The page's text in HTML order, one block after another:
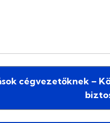
cégvezetőknek –